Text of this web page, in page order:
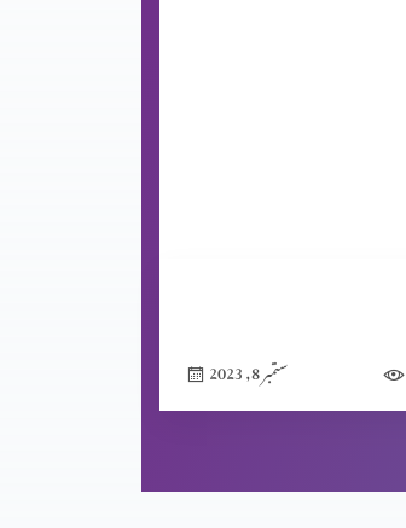
ستمبر 8, 2023